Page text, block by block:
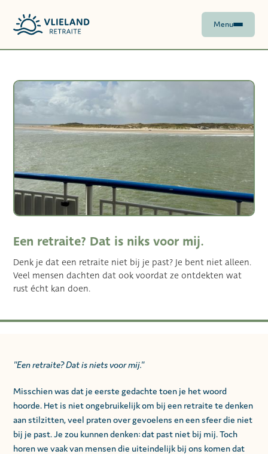
Menu
Een retraite? Dat is niks voor mij.
Denk je dat een retraite niet bij je past? Je bent niet alleen.
Veel mensen dachten dat ook voordat ze ontdekten wat
rust écht kan doen.
"Een retraite? Dat is niets voor mij."
Misschien was dat je eerste gedachte toen je het woord
hoorde. Het is niet ongebruikelijk om bij een retraite te denken
aan stilzitten, veel praten over gevoelens en een sfeer die niet
bij je past. Je zou kunnen denken: dat past niet bij mij. Toch
horen we vaak van mensen die uiteindelijk bij ons komen dat